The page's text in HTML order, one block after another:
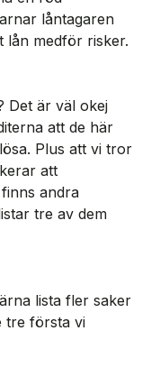
låntagaren
lån medför risker.
Det är väl okej
att de här
Plus att vi tror
att
andra
tre av dem
lista fler saker
tre första vi